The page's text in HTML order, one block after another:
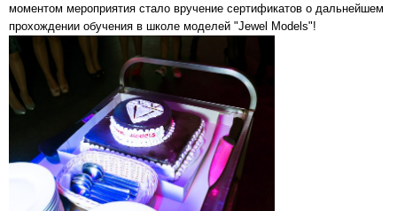
моментом мероприятия стало вручение сертификатов о дальнейшем
прохождении обучения в школе моделей "Jewel Models"!